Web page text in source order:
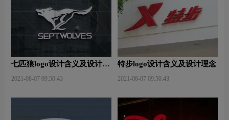
七匹狼logo设计含义及设计理
2021-08-07 09:50:43
特步logo设计含义及设计理念
2021-08-07 09:50:43